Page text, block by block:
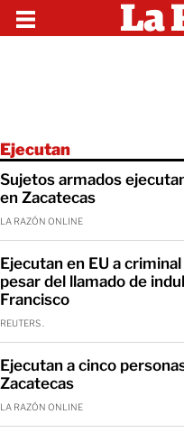
Ejecutan
Sujetos armados
en Zacatecas
LA RAZÓN ONLINE
Ejecutan en EU a
pesar del llamado de
Francisco
REUTERS .
Ejecutan a cinco
Zacatecas
LA RAZÓN ONLINE